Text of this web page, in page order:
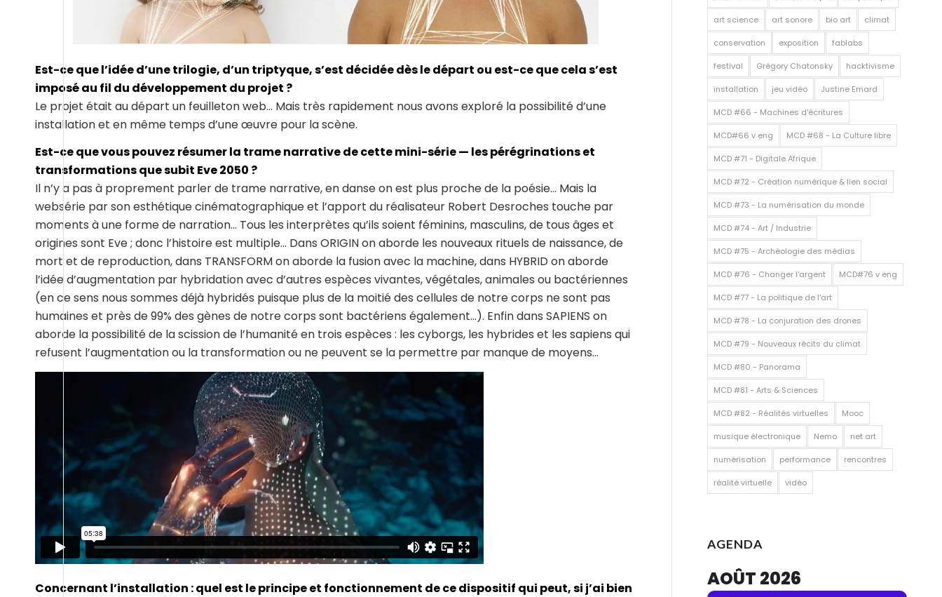
Est-ce que l’idée d’une trilogie, d’un triptyque, s’est décidée dès le départ ou est-ce que cela s’est
imposé au fil du développement du projet ?
Le projet était au départ un feuilleton web… Mais très rapidement nous avons exploré la possibilité d’une
installation et en même temps d’une œuvre pour la scène.
Est-ce que vous pouvez résumer la trame narrative de cette mini-série — les pérégrinations et
transformations que subit Eve 2050 ?
Il n’y a pas à proprement parler de trame narrative, en danse on est plus proche de la poésie… Mais la
websérie par son esthétique cinématographique et l’apport du réalisateur Robert Desroches touche par
moments à une forme de narration… Tous les interprètes qu’ils soient féminins, masculins, de tous âges et
origines sont Eve ; donc l’histoire est multiple… Dans ORIGIN on aborde les nouveaux rituels de naissance, de
mort et de reproduction, dans TRANSFORM on aborde la fusion avec la machine, dans HYBRID on aborde
l’idée d’augmentation par hybridation avec d’autres espèces vivantes, végétales, animales ou bactériennes
(en ce sens nous sommes déjà hybridés puisque plus de la moitié des cellules de notre corps ne sont pas
humaines et près de 99% des gènes de notre corps sont bactériens également…). Enfin dans SAPIENS on
aborde la possibilité de la scission de l’humanité en trois espèces : les cyborgs, les hybrides et les sapiens qui
refusent l’augmentation ou la transformation ou ne peuvent se la permettre par manque de moyens…
Concernant l’installation : quel est le principe et fonctionnement de ce dispositif qui peut, si j’ai bien
art science art sonore bio art climat
conservation exposition fablabs
festival Grégory Chatonsky hacktivisme
installation jeu vidéo Justine Emard
MCD #66 - Machines d'écritures
MCD#66 v eng MCD #68 - La Culture libre
MCD #71 - Digitale Afrique
MCD #72 - Création numérique & lien social
MCD #73 - La numérisation du monde
MCD #74 - Art / Industrie
MCD #75 - Archéologie des médias
MCD #76 - Changer l'argent MCD#76 v eng
MCD #77 - La politique de l'art
MCD #78 - La conjuration des drones
MCD #79 - Nouveaux récits du climat
MCD #80 - Panorama
MCD #81 - Arts & Sciences
MCD #82 - Réalités virtuelles Mooc
musique électronique Nemo net art
numérisation performance rencontres
réalité virtuelle vidéo
AGENDA
AOÛT 2026